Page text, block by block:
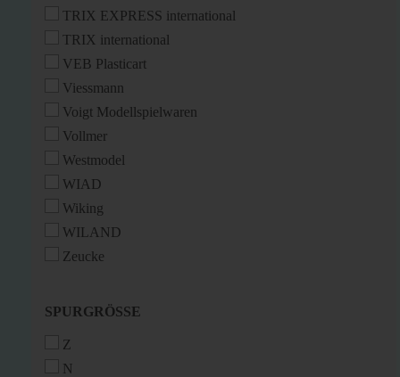
TRIX EXPRESS international
TRIX international
VEB Plasticart
Viessmann
Voigt Modellspielwaren
Vollmer
Westmodel
WIAD
Wiking
WILAND
Zeucke
SPURGRÖSSE
SPURGRÖSSE
Z
N